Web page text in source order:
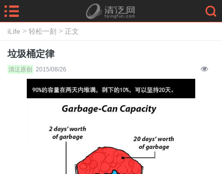
iLife > 轻松一刻 > 正文
垃圾桶定律
清泛原创 2015/08/26